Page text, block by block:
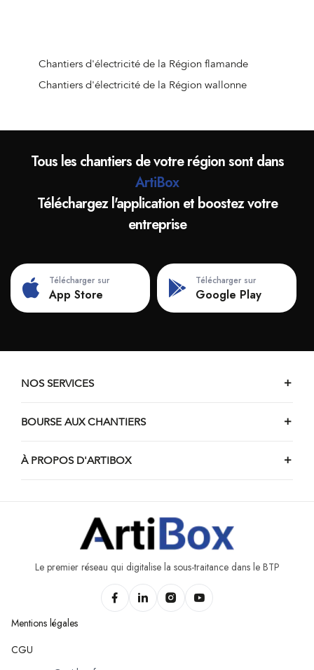
Chantiers d'électricité de la Région flamande
Chantiers d'électricité de la Région wallonne
Tous les chantiers de votre région sont dans
ArtiBox
Téléchargez l'application et boostez votre
entreprise
Télécharger sur
App Store
Télécharger sur
Google Play
NOS SERVICES
BOURSE AUX CHANTIERS
À PROPOS D'ARTIBOX
Le premier réseau qui digitalise la sous-traitance dans le BTP
Mentions légales
CGU